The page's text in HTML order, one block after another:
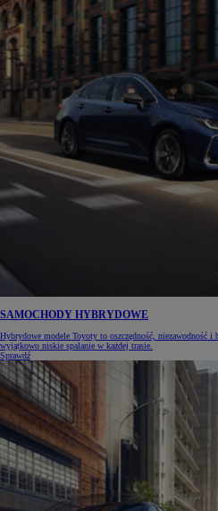
SAMOCHODY HYBRYDOWE
Hybrydowe modele Toyoty to oszczędność, niezawodność i
wyjątkowo niskie spalanie w każdej trasie.
Sprawdź